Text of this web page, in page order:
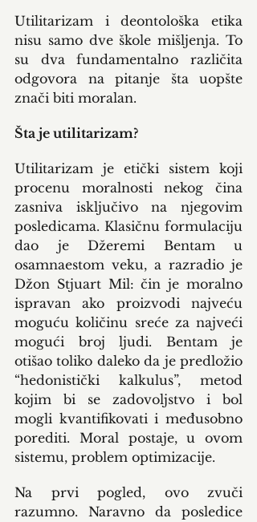
Utilitarizam i deontološka etika
nisu samo dve škole mišljenja. To
su dva fundamentalno različita
odgovora na pitanje šta uopšte
znači biti moralan.
Šta je utilitarizam?
Utilitarizam je etički sistem koji
procenu moralnosti nekog čina
zasniva isključivo na njegovim
posledicama. Klasičnu formulaciju
dao je Džeremi Bentam u
osamnaestom veku, a razradio je
Džon Stjuart Mil: čin je moralno
ispravan ako proizvodi najveću
moguću količinu sreće za najveći
mogući broj ljudi. Bentam je
otišao toliko daleko da je predložio
“hedonistički kalkulus”, metod
kojim bi se zadovoljstvo i bol
mogli kvantifikovati i međusobno
porediti. Moral postaje, u ovom
sistemu, problem optimizacije.
Na prvi pogled, ovo zvuči
razumno. Naravno da posledice